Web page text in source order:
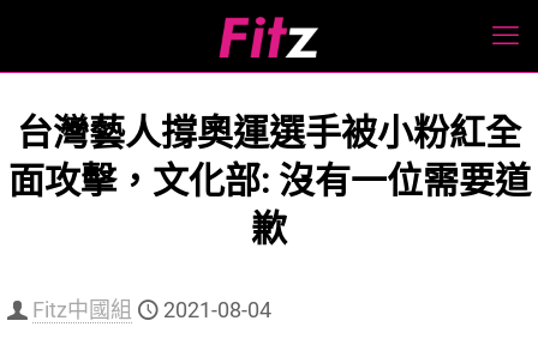
台灣藝人撐奧運選手被小粉紅全
面攻擊，文化部: 沒有一位需要道
歉
Fitz中國組 2021-08-04